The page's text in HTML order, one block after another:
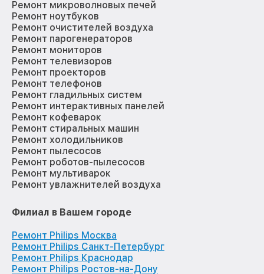
Ремонт микроволновых печей
Ремонт ноутбуков
Ремонт очистителей воздуха
Ремонт парогенераторов
Ремонт мониторов
Ремонт телевизоров
Ремонт проекторов
Ремонт телефонов
Ремонт гладильных систем
Ремонт интерактивных панелей
Ремонт кофеварок
Ремонт стиральных машин
Ремонт холодильников
Ремонт пылесосов
Ремонт роботов-пылесосов
Ремонт мультиварок
Ремонт увлажнителей воздуха
Филиал в Вашем городе
Ремонт Philips Москва
Ремонт Philips Санкт-Петербург
Ремонт Philips Краснодар
Ремонт Philips Ростов-на-Дону